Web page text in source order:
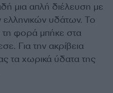
μια απλή διέλευση με
υδάτων. Το
τη φορά μπήκε στα
Για την ακρίβεια
τα χωρικά ύδατα της